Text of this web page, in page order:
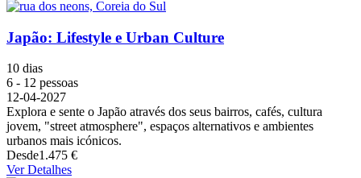
Japão: Lifestyle e Urban Culture
10 dias
6 - 12 pessoas
12-04-2027
Explora e sente o Japão através dos seus bairros, cafés, cultura
jovem, "street atmosphere", espaços alternativos e ambientes
urbanos mais icónicos.
Desde1.475 €
Ver Detalhes